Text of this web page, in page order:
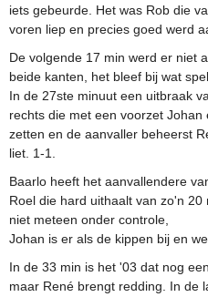
iets gebeurde. Het was Rob die
voren liep en precies goed werd
De volgende 17 min werd er niet
beide kanten, het bleef bij wat
In de 27ste minuut een uitbraak
rechts die met een voorzet
zetten en de aanvaller beheerst
liet. 1-1.
Baarlo heeft het aanvallendere
Roel die hard uithaalt van zo'n
niet meteen onder controle,
Johan is er als de kippen bij en
In de 33 min is het '03 dat nog
maar René brengt redding. In de